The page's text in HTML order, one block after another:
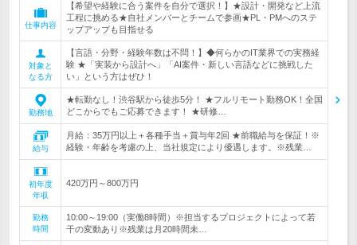
仕事内容
【希望や経験に合う案件を自分で選択！】★設計・開発など上流
工程に挑める★自社メンバーとチームで参画★PL・PMへのステ
ップアップも目指せる
対象と
なる方
【言語・分野・経験年数は不問！】◆何らかのIT業界での実務経
験 ★「実装から設計へ」「AI案件・新しい言語などに挑戦した
い」という方はぜひ！
勤務地
★転勤なし！渋谷駅から徒歩5分！ ★フルリモート勤務OK！全国
どこからでもご応募できます！ ★研修…
給与
月給：35万円以上＋各種手当＋賞与年2回 ★前職給与を保証！※
経験・年齢を考慮の上、当社規定により優遇します。※残業…
初年度
年収
420万円～800万円
勤務
時間
10:00～19:00（実働8時間）※担当するプロジェクトによって若
干の変動あり※残業は月20時間未…